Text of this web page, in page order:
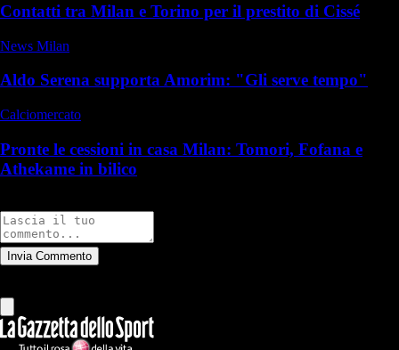
Contatti tra Milan e Torino per il prestito di Cissé
News Milan
Aldo Serena supporta Amorim: "Gli serve tempo"
Calciomercato
Pronte le cessioni in casa Milan: Tomori, Fofana e
Athekame in bilico
Invia Commento